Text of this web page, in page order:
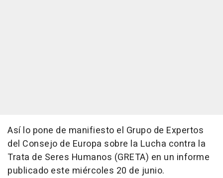
Así lo pone de manifiesto el Grupo de Expertos
del Consejo de Europa sobre la Lucha contra la
Trata de Seres Humanos (GRETA) en un informe
publicado este miércoles 20 de junio.